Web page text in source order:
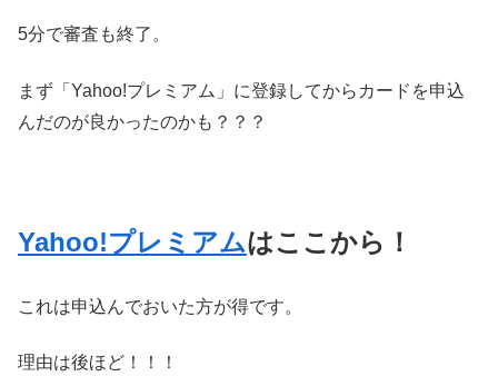
5分で審査も終了。
まず「Yahoo!プレミアム」に登録してからカードを申込
んだのが良かったのかも？？？
Yahoo!プレミアムはここから！
これは申込んでおいた方が得です。
理由は後ほど！！！